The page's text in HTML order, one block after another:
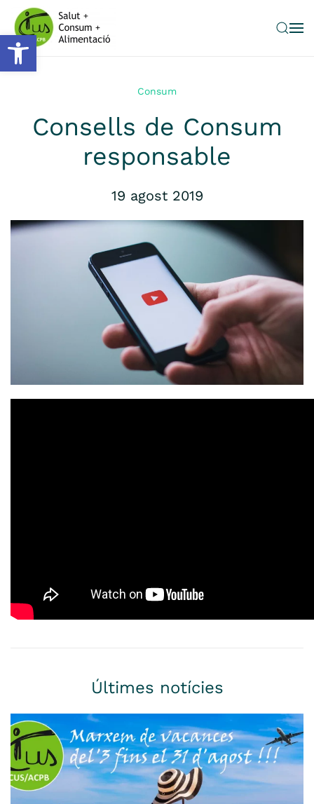
Obre la barra d'eines
Skip to main content
Consum
Consells de Consum
responsable
19 agost 2019
Últimes notícies